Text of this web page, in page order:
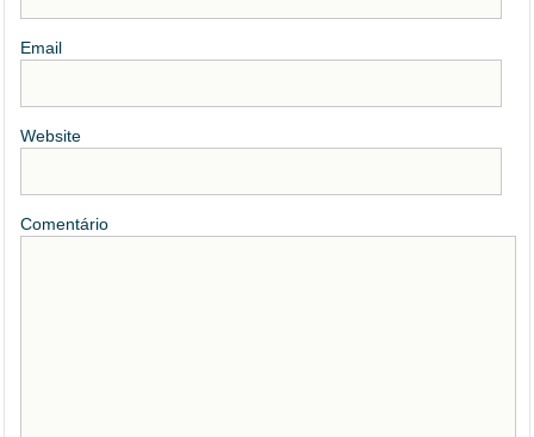
Email
Website
Comentário